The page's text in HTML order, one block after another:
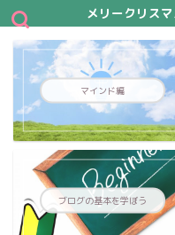
メリークリス
マインド編
ブログの基本を学ぼう